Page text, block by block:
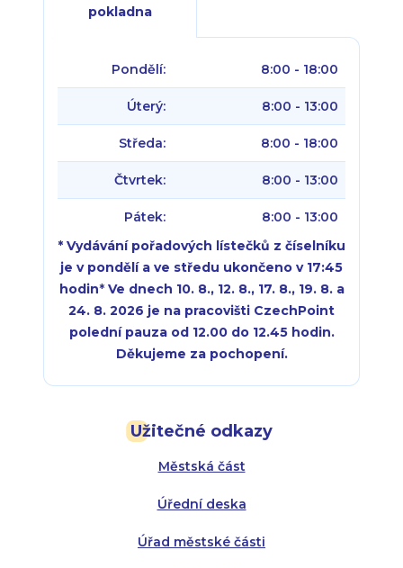
Užitečné odkazy
Městská část
Úřední deska
Úřad městské části
pokladna
Pondělí: 8:00 - 18:00
Úterý: 8:00 - 13:00
Středa: 8:00 - 18:00
Čtvrtek: 8:00 - 13:00
Pátek:
8:00 - 13:00
* Vydávání pořadových lístečků z číselníku
je v pondělí a ve středu ukončeno v 17:45
hodin* Ve dnech 10. 8., 12. 8., 17. 8., 19. 8. a
24. 8. 2026 je na pracovišti CzechPoint
polední pauza od 12.00 do 12.45 hodin.
Děkujeme za pochopení.
Úterý:
Středa:
Čtvrtek:
Pátek:
Úterý:
Středa:
Čtvrtek: